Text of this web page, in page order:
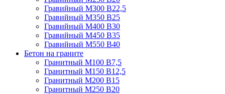
Гравийный М300 В22,5
Гравийный М350 В25
Гравийный М400 В30
Гравийный М450 В35
Гравийный М550 В40
Бетон на граните
Гранитный М100 В7,5
Гранитный М150 В12,5
Гранитный М200 В15
Гранитный М250 В20